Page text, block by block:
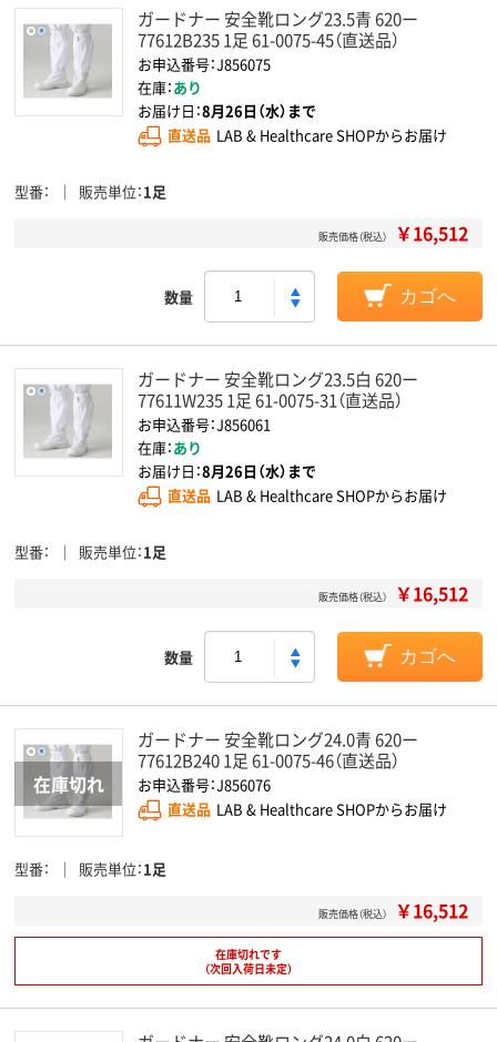
ガードナー 安全靴ロング23.5青 620ー
77612B235 1足 61-0075-45（直送品）
お申込番号：J856075
在庫：あり
お届け日：8月26日（水）まで
直送品 LAB & Healthcare SHOPからお届け
型番 販売単位 1足
販売価格（税込） ￥16,512
数量 カゴへ
ガードナー 安全靴ロング23.5白 620ー
77611W235 1足 61-0075-31（直送品）
お申込番号：J856061
在庫：あり
お届け日：8月26日（水）まで
直送品 LAB & Healthcare SHOPからお届け
型番 販売単位 1足
販売価格（税込） ￥16,512
数量 カゴへ
ガードナー 安全靴ロング24.0青 620ー
77612B240 1足 61-0075-46（直送品）
お申込番号：J856076
直送品 LAB & Healthcare SHOPからお届け
型番 販売単位 1足
販売価格（税込） ￥16,512
在庫切れです
（次回入荷日未定）